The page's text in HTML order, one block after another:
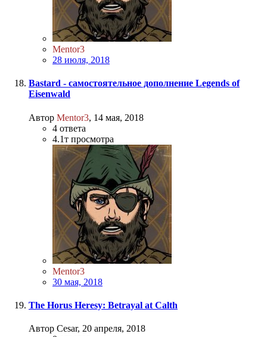
Mentor3
28 июля, 2018
Bastard - самостоятельное дополнение Legends of
Eisenwald
Автор Mentor3, 14 мая, 2018
4 ответа
4.1т просмотра
Mentor3
30 мая, 2018
The Horus Heresy: Betrayal at Calth
Автор Cesar, 20 апреля, 2018